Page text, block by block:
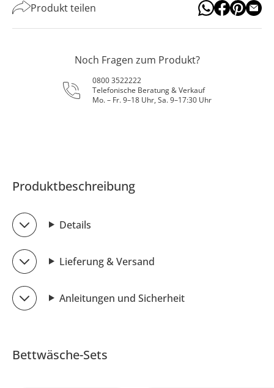
Produkt teilen
Noch Fragen zum Produkt?
0800 3522222
Telefonische Beratung & Verkauf
Mo. – Fr. 9–18 Uhr, Sa. 9–17:30 Uhr
Produktbeschreibung
Details
Lieferung & Versand
Anleitungen und Sicherheit
Bettwäsche-Sets